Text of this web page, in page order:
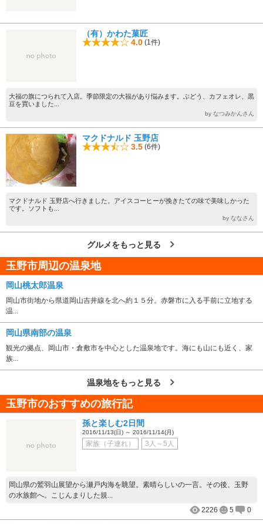
（有）かわた菓匠
4.0 (1件)
大福の旗につられて入店。季節限定の大福があり悩みます。ぶどう、カフェオレ、黒
豆を買いました...
by なつみかんさん
マクドナルド 玉野店
3.5 (6件)
マクドナルド 玉野店へ行きました。アイスコーヒーが挽きたての味で美味しかった
です。ソフトも...
by ななさん
グルメをもっと見る
玉野市周辺の温泉地
岡山桃太郎温泉
岡山市街地から県道岡山吉井線を北へ約１５分。赤磐市に入る手前に立地する
温...
岡山県南部の温泉
観光の拠点、岡山市・倉敷市を中心とした温泉地です。海にも山にも近く、家
族...
温泉地をもっと見る
玉野市のおすすめの旅行記
孫と楽しむ2日間
2016/11/13(日) ～ 2016/11/14(月)
家族（子連れ） 3人～5人
岡山県の鷲羽山展望から瀬戸内海を眺望。素晴らしいの一言。その後、玉野
の水族館へ。こじんまりした規...
2226
5 0